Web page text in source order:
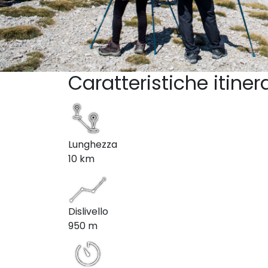
Caratteristiche
Lunghezza
10 km
Dislivello
950 m